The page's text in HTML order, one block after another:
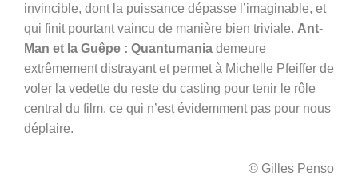
invincible, dont la puissance dépasse l’imaginable, et
qui finit pourtant vaincu de manière bien triviale. Ant-
Man et la Guêpe : Quantumania demeure
extrêmement distrayant et permet à Michelle Pfeiffer de
voler la vedette du reste du casting pour tenir le rôle
central du film, ce qui n’est évidemment pas pour nous
déplaire.
© Gilles Penso